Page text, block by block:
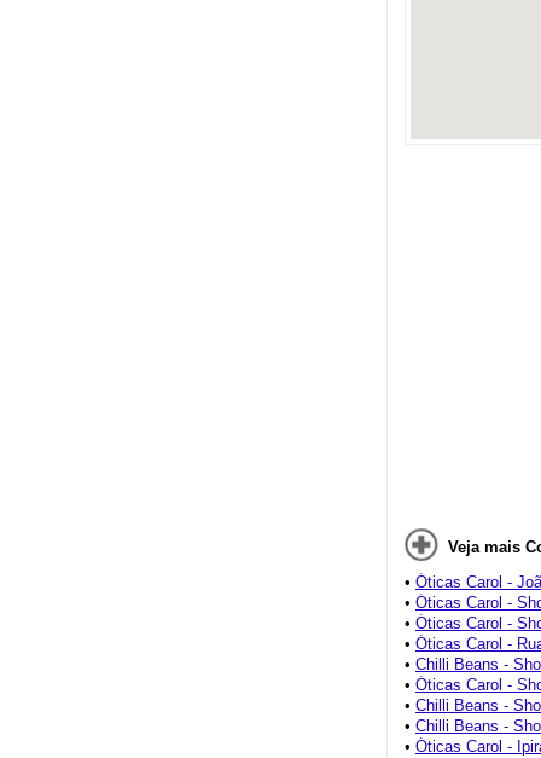
Veja mais
• Óticas Carol -
• Óticas Carol -
• Óticas Carol -
• Óticas Carol -
• Chilli Beans -
• Óticas Carol -
• Chilli Beans -
• Chilli Beans -
• Óticas Carol -